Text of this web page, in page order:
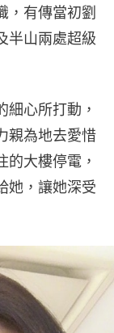
，有傳當初劉
半山兩處超級
細心所打動，
親為地去愛惜
大樓停電，
她，讓她深受